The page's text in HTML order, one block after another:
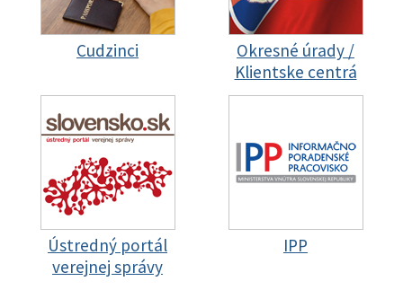
Cudzinci
Okresné úrady /
Klientske centrá
Ústredný portál
verejnej správy
IPP